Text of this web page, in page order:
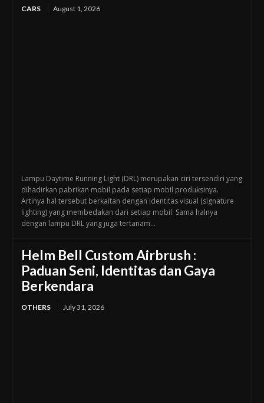
CARS August 1, 2026
Lampu Daytime Running Light (DRL) merupakan ciri tersendiri yang
dihadirkan pabrikan mobil pada setiap mobil produksinya.
Artinya hal tersebut berkaitan dengan identitas visual (signature
lighting) yang membedakan dari setiap mobil. Sama halnya
dengan lampu DRL yang juga tertanam...
Helm Bell Custom Airbrush :
Paduan Seni, Identitas dan Gaya
Berkendara
OTHERS July 31, 2026